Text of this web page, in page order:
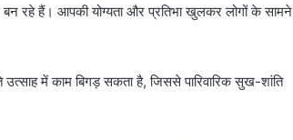
रहे हैं। आपकी योग्यता और प्रतिभा खुलकर लोगों के सामने
में काम बिगड़ सकता है, जिससे पारिवारिक सुख-शांति